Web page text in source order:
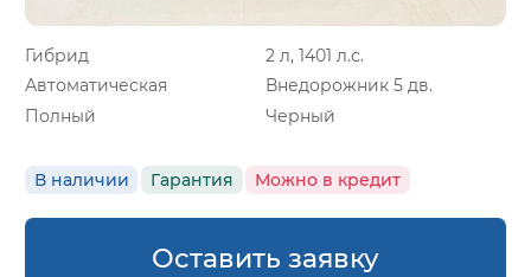
Гибрид
2 л, 1401 л.с.
Автоматическая
Внедорожник 5 дв.
Полный
Черный
В наличии Гарантия Можно в кредит
Оставить заявку